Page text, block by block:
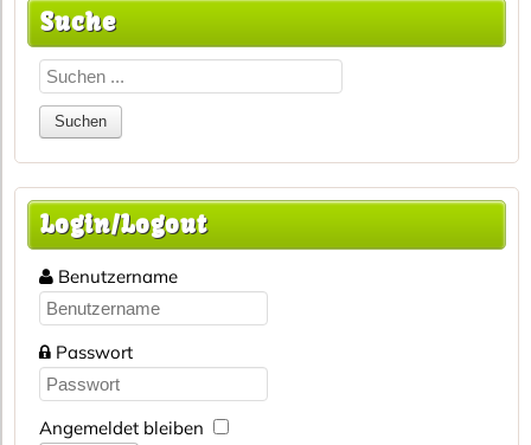
Suche
Login/Logout
Benutzername
Passwort
Angemeldet bleiben